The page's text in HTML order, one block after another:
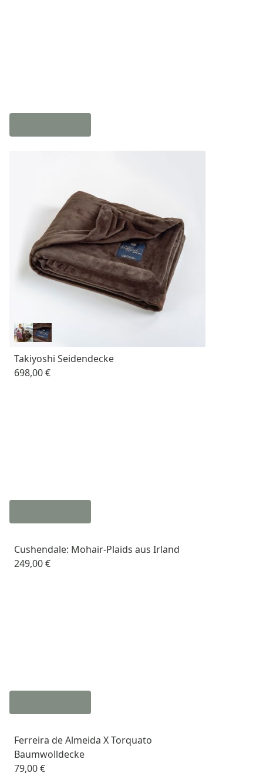
Takiyoshi Seidendecke
698,00 €
Cushendale: Mohair-Plaids aus Irland
249,00 €
Ferreira de Almeida X Torquato
Baumwolldecke
79,00 €